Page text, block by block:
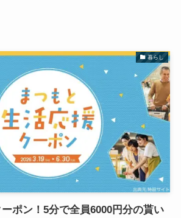
暮らし
ポン！5分で全員6000円分の貰い